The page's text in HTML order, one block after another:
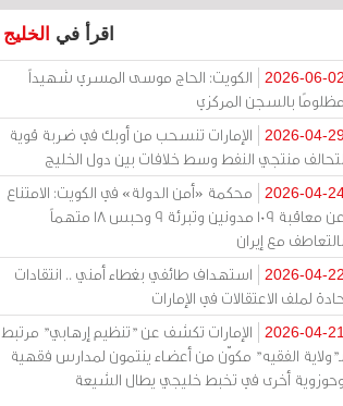
اقرأ في الخليج
2026-06-02
الكويت: الحاج موسى المسري شهيداً
مظلومًا بالسجن المركزي
2026-04-
الإمارات تنسحب من أوبك في ضربة قوية
لتحالف منتجي النفط وسط خلافات بين دول الخليج
2026-04-
محكمة «أمن الدولة» في الكويت: الامتناع
عن معاقبة 109 مدونين وتبرئة 9 وحبس 18 متهماً
بالتعاطف مع إيران
2026-04-22
استهداف طائفي بغطاء أمني .. انتقادات
حادة لملف الاعتقالات في الإمارات
2026-04-21
الإمارات تكشف عن "تنظيم إرهابي" مرتبط
بـ"ولاية الفقيه" مكوّن من أعضاء ينتمون لمدارس فقهية
وحوزوية أخرى في تخبط خليجي يطال الشيعة